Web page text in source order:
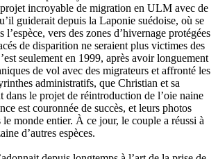
Alexandre
Nikolaï
Pauline
Matthieu
de
de
Tullio
Carine
Analía
Aurélie
incroyable de migration en ULM avec de
guiderait depuis la Laponie suédoise, où se
vers des zones d’hivernage protégées
de disparition ne seraient plus victimes des
seulement en 1999, après avoir longuement
de vol avec des migrateurs et affronté les
administratifs, que Christian et sa
dans le projet de réintroduction de l’oie naine
est couronnée de succès, et leurs photos
le monde entier. À ce jour, le couple a réussi à
d’autres espèces.